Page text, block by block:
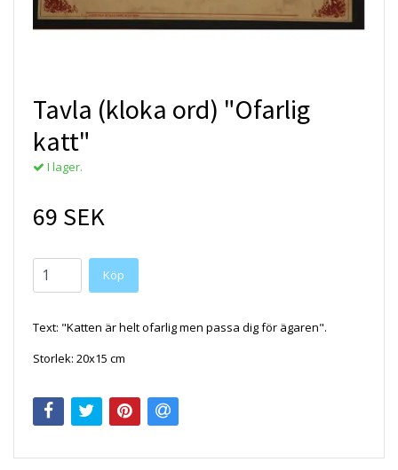
Tavla (kloka ord) "Ofarlig
katt"
I lager.
69 SEK
Köp
Text: "Katten är helt ofarlig men passa dig för ägaren".
Storlek: 20x15 cm